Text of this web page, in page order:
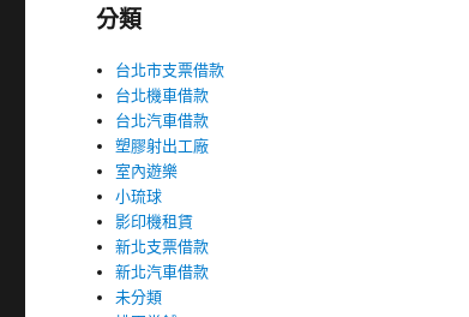
分類
台北市支票借款
台北機車借款
台北汽車借款
塑膠射出工廠
室內遊樂
小琉球
影印機租賃
新北支票借款
新北汽車借款
未分類